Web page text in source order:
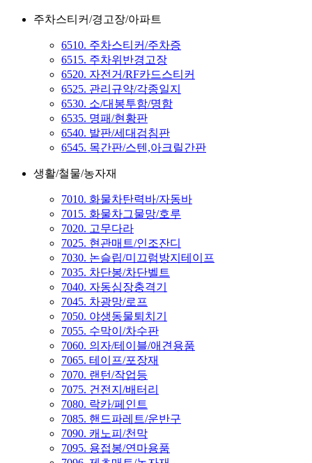
주차스티커/경고장/아파트
6510. 주차스티커/주차증
6515. 주차위반경고장
6520. 자전거/RF카드스티커
6525. 관리규약/각종일지
6530. 소/대봉투함/명함
6535. 명패/현황판
6540. 발판/세대검침판
6545. 목간판/스텐,아크릴간판
생활/철물/농자재
7010. 화물차탄력바/자동바
7015. 화물차그물망/호루
7020. 고무다라
7025. 현관매트/인조잔디
7030. 논슬립/미끄럼방지테이프
7035. 차단봉/차단벨트
7040. 자동심장충격기
7045. 차광망/로프
7050. 야생동물퇴치기
7055. 수막이/차수판
7060. 의자/테이블/애견용품
7065. 테이프/포장재
7070. 랜턴/작업등
7075. 건전지/배터리
7080. 락카/페인트
7085. 핸드파레트/운반구
7090. 캐노피/천막
7095. 용접봉/연마용품